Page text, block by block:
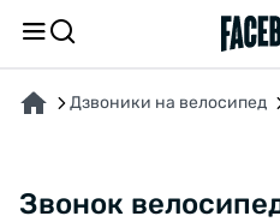
Дзвоники на велосипед
Звонок
ПРО ТОВАР ВІДГУКИ ТА ЗАПИТАННЯ